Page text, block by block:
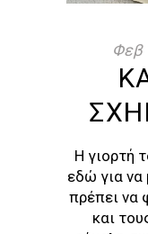
Φεβ
Η γιορτή
εδώ για να
πρέπει να
και